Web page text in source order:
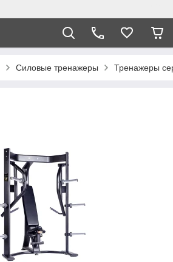
Силовые тренажеры Тренажеры